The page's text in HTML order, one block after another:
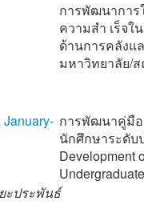
การพัฒนาการ
ความสำ เร็จ
ด้านการคลังแ
มหาวิทยาลัย/
January- การพัฒนาคู่มือ
นักศึกษาระดั
Development
ะประพันธ์